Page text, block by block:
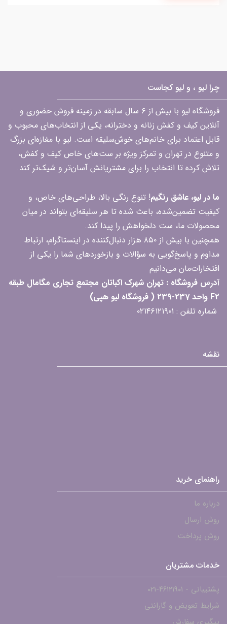
چرا لیو ، و لیو کجاست
فروشگاه لیو با بیش از ۶ سال سابقه در زمینه فروش حضوری و
آنلاین کیف و کفش زنانه و دخترانه، یکی از انتخاب‌های محبوب و
قابل اعتماد برای خانم‌های خوش‌سلیقه است. لیو با مغازه‌ای بزرگ
و متنوع در تهران و تمرکز ویژه بر ست‌های خاص کیف و کفش،
تلاش کرده تا انتخاب را برای مشتریانش آسان‌تر و شیک‌تر کند.
ما در لیو، عاشق رنگیم! تنوع رنگی بالا، طراحی‌های خاص، و
کیفیت تضمین‌شده، باعث شده تا هر سلیقه‌ای بتواند در میان
محصولات ما، ست دلخواهش را پیدا کند.
همچنین با بیش از ۸۵۰ هزار دنبال‌کننده در اینستاگرام، ارتباط
مداوم و پاسخ‌گویی به سؤالات و بازخوردهای شما را یکی از
افتخارات‌مان می‌دانیم
آدرس فروشگاه : تهران شهرک اکباتان مجتمع تجاری مگامال طبقه
F2 واحد 237-239 ( فروشگاه لیو هپی)
شماره تلفن : ۰۲۱۴۶۱۲۱۹۰۱
نقشه
راهنمای خرید
درباره ما
روش ارسال
روش پرداخت
خدمات مشتریان
پشتیبانی - ۴۶۱۲۱۹۰۱-021
شرایط تعویض و گارانتی